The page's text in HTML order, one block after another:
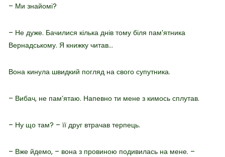
– Ми знайомі?
– Не дуже. Бачилися кілька днів тому біля пам’ятника
Вернадському. Я книжку читав…
Вона кинула швидкий погляд на свого супутника.
– Вибач, не пам’ятаю. Напевно ти мене з кимось сплутав.
– Ну що там? – її друг втрачав терпець.
– Вже йдемо, – вона з провиною подивилась на мене. –